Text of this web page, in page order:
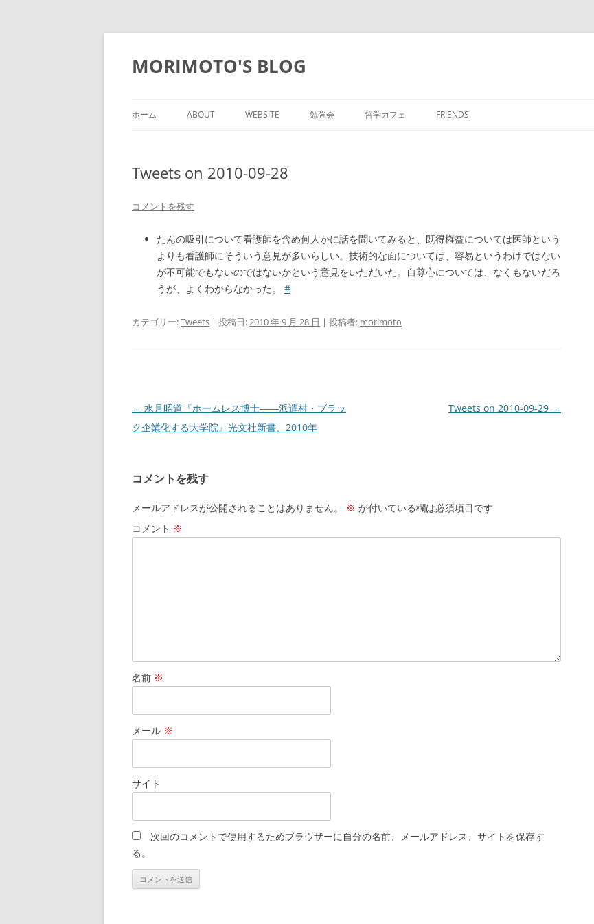
コ
ン
ツ
ッ
MORIMOTO'S BLOG
ホーム ABOUT WEBSITE 勉強会 哲学カフェ FRIENDS
Tweets on 2010-09-28
コメントを残す
たんの吸引について看護師を含め何人かに話を聞いてみると、既得権益については医師という
よりも看護師にそういう意見が多いらしい。技術的な面については、容易というわけではない
が不可能でもないのではないかという意見をいただいた。自尊心については、なくもないだろ
うが、よくわからなかった。 #
カテゴリー:Tweets | 投稿日:2010 年 9 月 28 日 | 投稿者: morimoto
投
稿
ゲ
ー
シ
ョ
← 水月昭道『ホームレス博士――派遣村・ブラッ
ク企業化する大学院』光文社新書、2010年
Tweets on 2010-09-29 →
コメントを残す
メールアドレスが公開されることはありません。 ※ が付いている欄は必須項目です
コメント ※
名前 ※
メール ※
サイト
次回のコメントで使用するためブラウザーに自分の名前、メールアドレス、サイトを保存す
る。